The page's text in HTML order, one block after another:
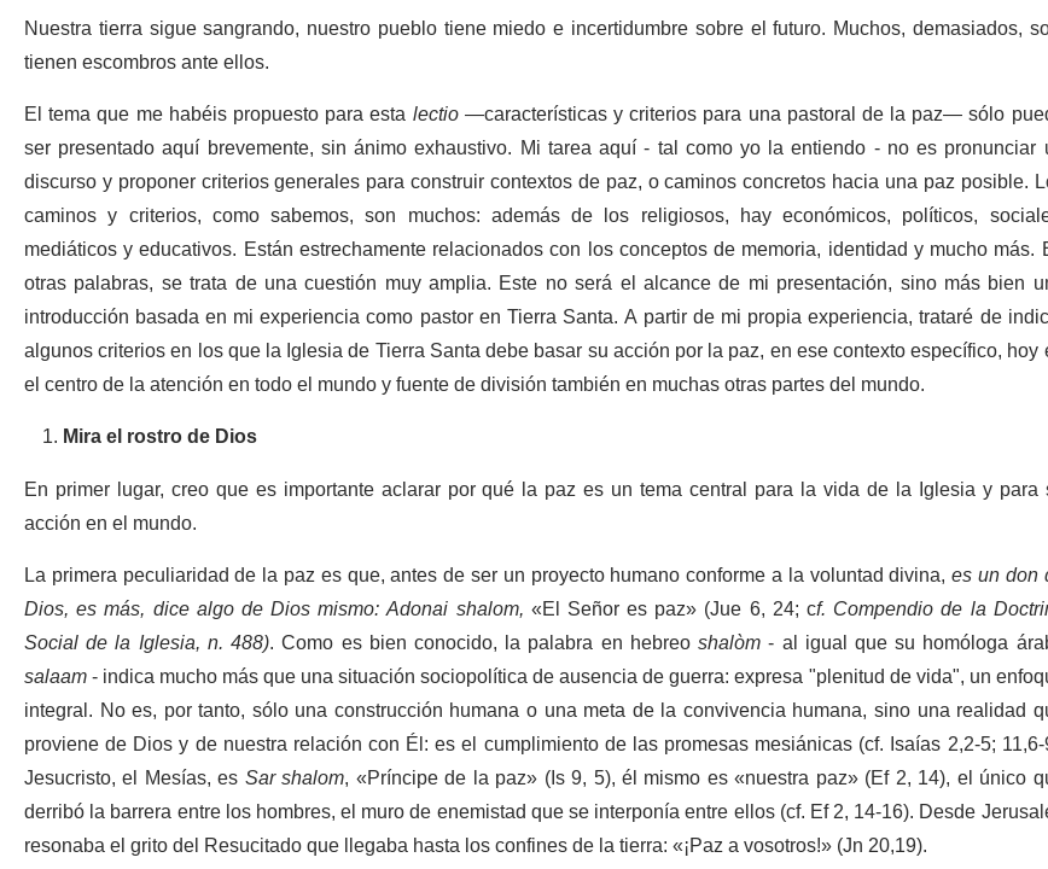
Nuestra tierra sigue sangrando, nuestro pueblo tiene miedo e incertidumbre sobre el futuro. Muchos, demasiados,
tienen escombros ante ellos.
El tema que me habéis propuesto para estalectio—características y criterios para una pastoral de la paz— sólo
ser presentado aquí brevemente, sin ánimo exhaustivo. Mi tarea aquí - tal como yo la entiendo - no es pronunciar
discurso y proponer criterios generales para construir contextos de paz, o caminos concretos hacia una paz posible.
caminos y criterios, como sabemos, son muchos: además de los religiosos, hay económicos, políticos,
mediáticos y educativos. Están estrechamente relacionados con los conceptos de memoria, identidad y mucho más.
otras palabras, se trata de una cuestión muy amplia. Este no será el alcance de mi presentación, sino más bien
introducción basada en mi experiencia como pastor en Tierra Santa. A partir de mi propia experiencia, trataré de
algunos criterios en los que la Iglesia de Tierra Santa debe basar su acción por la paz, en ese contexto específico, hoy
el centro de la atención en todo el mundo y fuente de división también en muchas otras partes del mundo.
Mira el rostro de Dios
En primer lugar, creo que es importante aclarar por qué la paz es un tema central para la vida de la Iglesia y para
acción en el mundo.
La primera peculiaridad de la paz es que, antes de ser un proyecto humano conforme a la voluntad divina,es un don
Dios, es más, dice algo de Dios mismo: Adonai shalom, «El Señor es paz» (Jue 6, 24; cf. Compendio de la
Social de la Iglesia, n. 488). Como es bien conocido, la palabra en hebreoshalòm- al igual que su homóloga
salaam- indica mucho más que una situación sociopolítica de ausencia de guerra: expresa "plenitud de vida", un
integral. No es, por tanto, sólo una construcción humana o una meta de la convivencia humana, sino una realidad
proviene de Dios y de nuestra relación con Él: es el cumplimiento de las promesas mesiánicas (cf. Isaías 2,2-5;
Jesucristo, el Mesías, esSar shalom, «Príncipe de la paz» (Is 9, 5), él mismo es «nuestra paz» (Ef 2, 14), el único
derribó la barrera entre los hombres, el muro de enemistad que se interponía entre ellos (cf. Ef 2, 14-16). Desde
resonaba el grito del Resucitado que llegaba hasta los confines de la tierra: «¡Paz a vosotros!» (Jn 20,19).